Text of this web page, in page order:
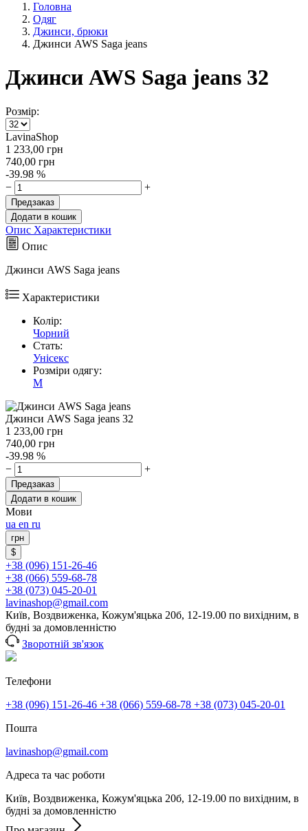
Головна
Одяг
Джинси, брюки
Джинси AWS Saga jeans
Джинси AWS Saga jeans 32
Розмір:
LavinaShop
1 233,00 грн
740,00 грн
-39.98 %
−
+
Предзаказ
Додати в кошик
Опис Характеристики
Опис
Джинси AWS Saga jeans
Характеристики
Колір:
Чорний
Стать:
Унісекс
Розміри одягу:
M
Джинси AWS Saga jeans 32
1 233,00 грн
740,00 грн
-39.98 %
−
+
Предзаказ
Додати в кошик
Мови
ua en ru
грн
$
+38 (096) 151-26-46
+38 (066) 559-68-78
+38 (073) 045-20-01
lavinashop@gmail.com
Київ, Воздвиженка, Кожум'яцька 20б, 12-19.00 по вихідним, в
будні за домовленністю
Зворотній зв'язок
Телефони
+38 (096) 151-26-46 +38 (066) 559-68-78 +38 (073) 045-20-01
Пошта
lavinashop@gmail.com
Адреса та час роботи
Київ, Воздвиженка, Кожум'яцька 20б, 12-19.00 по вихідним, в
будні за домовленністю